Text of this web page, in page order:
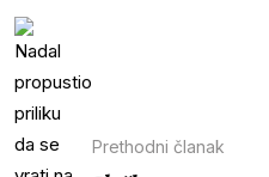
Prethodni članak